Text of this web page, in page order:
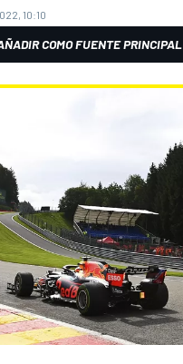
10:10
COMO FUENTE PRINCIPAL